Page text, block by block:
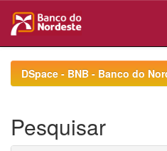
navigationDSpace - BNB - Banco do
Pesquisar